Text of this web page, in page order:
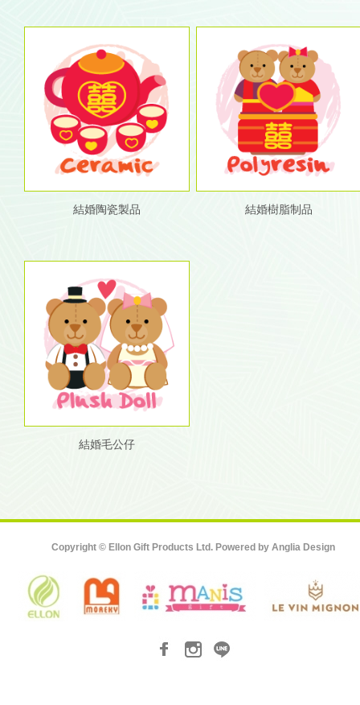
結婚陶瓷製品 結婚樹脂制品
結婚毛公仔
Copyright © Ellon Gift Products Ltd. Powered by Anglia Design